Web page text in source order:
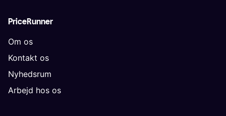
PriceRunner
Om os
Kontakt os
Nyhedsrum
Arbejd hos os